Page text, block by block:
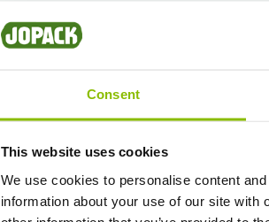
Consent
This website uses cookies
We use cookies to personalise content
information about your use of our site